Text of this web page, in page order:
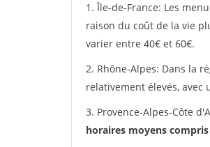
1. Île-de-France: Les
raison du coût de la vie
varier entre 40€ et 60€.
2. Rhône-Alpes: Dans la
relativement élevés, avec
3. Provence-Alpes-Côte
horaires moyens